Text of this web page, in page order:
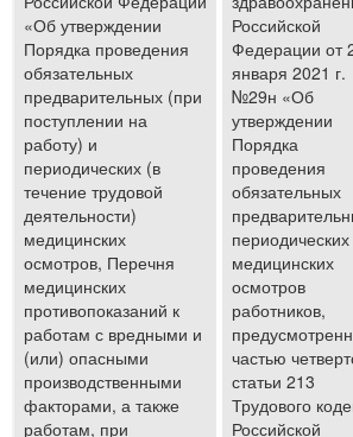
«Об утверждении
Порядка проведения
обязательных
предварительных (при
поступлении на
работу) и
периодических (в
течение трудовой
деятельности)
медицинских
осмотров, Перечня
медицинских
противопоказаний к
работам с вредными и
(или) опасными
производственными
факторами, а также
работам, при
Российской
Федерации от
января 2021 г.
№29н «Об
утверждении
Порядка
проведения
обязательных
периодических
медицинских
осмотров
работников,
частью
статьи 213
Трудового
Российской